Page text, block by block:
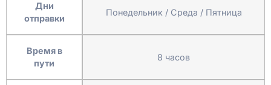
Дни
отправки
Время в
пути
Понедельник / Среда / Пятница
8 часов